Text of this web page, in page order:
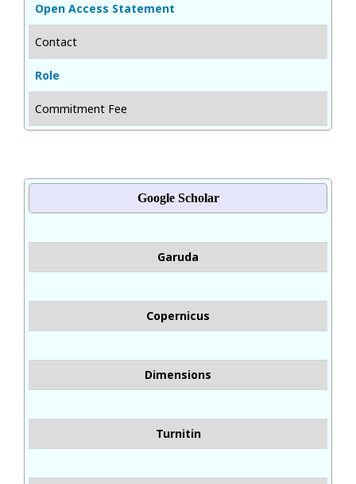
Open Access Statement
Contact
Role
Commitment Fee
Google Scholar
Garuda
Copernicus
Dimensions
Turnitin